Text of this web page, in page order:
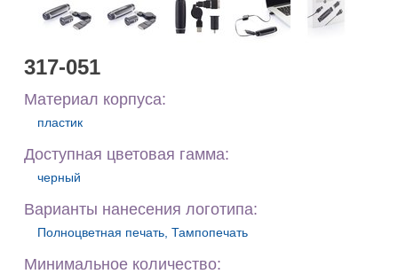
317-051
Материал корпуса:
пластик
Доступная цветовая гамма:
черный
Варианты нанесения логотипа:
Полноцветная печать, Тампопечать
Минимальное количество: